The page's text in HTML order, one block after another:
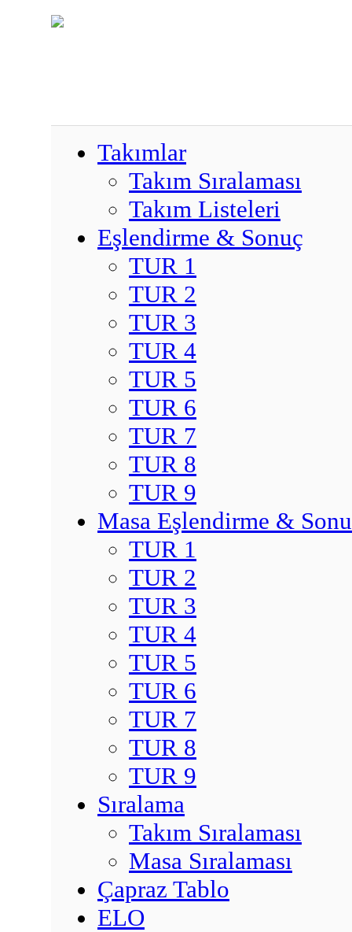
Takımlar
Takım Sıralaması
Takım Listeleri
Eşlendirme & Sonuç
TUR 1
TUR 2
TUR 3
TUR 4
TUR 5
TUR 6
TUR 7
TUR 8
TUR 9
Masa Eşlendirme &
TUR 1
TUR 2
TUR 3
TUR 4
TUR 5
TUR 6
TUR 7
TUR 8
TUR 9
Sıralama
Takım Sıralaması
Masa Sıralaması
Çapraz Tablo
ELO